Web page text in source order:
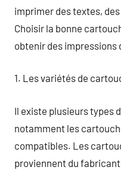
imprimer des textes,
Choisir la bonne
obtenir des impressions
1. Les variétés de
Il existe plusieurs types
notamment les
compatibles. Les
proviennent du fabricant